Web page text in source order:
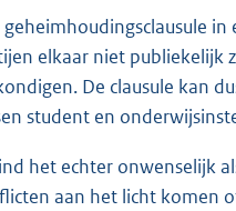
geheimhoudingsclausule
elkaar niet publiekelijk
De clausule kan
student en
het echter onwenselijk
aan het licht komen